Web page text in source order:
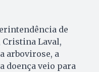
de
Cristina Laval,
arbovirose, a
doença veio para